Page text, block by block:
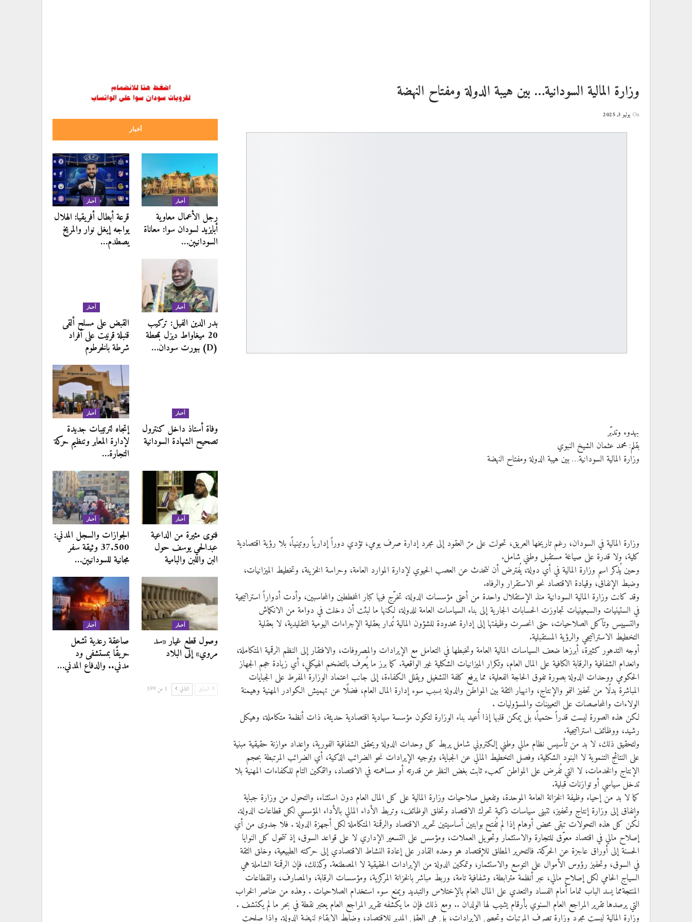
وزارة المالية السودانية… بين هيبة الدولة ومفتاح النهضة
On يوليو 3, 2025
بهدوء وتدبّر
بقلم: محمد عثمان الشيخ النبوي
وزارة المالية السودانية… بين هيبة الدولة ومفتاح النهضة
وزارة المالية في السودان، رغم تاريخها العريق، تحولت على مرّ العقود إلى مجرد إدارة صرف يومي، تؤدي دوراً إدارياً روتينياً، بلا رؤية اقتصادية
كلية، ولا قدرة على صياغة مستقبل وطني شامل.
وحين يُذكر اسم وزارة المالية في أي دولة، يُفترض أن نتحدث عن العصب الحيوي لإدارة الموارد العامة، وحراسة الخزينة، وتخطيط الميزانيات،
وضبط الإنفاق، وقيادة الاقتصاد نحو الاستقرار والرفاه.
وقد كانت وزارة المالية السودانية منذ الإستقلال واحدة من أعتى مؤسسات الدولة، تخرّج فيها كبار المخططين والمحاسبين، وأدت أدواراً استراتيجية
في الستينيات والسبعينيات تجاوزت الحسابات الجارية إلى بناء السياسات العامة للدولة، لكنها ما لبثت أن دخلت في دوامة من الانكماش
والتسييس وتآكل الصلاحيات، حتى انحسرت وظيفتها إلى إدارة محدودة للشؤون المالية تُدار بعقلية الإجراءات اليومية التقليدية، لا بعقلية
التخطيط الاستراتيجي والرؤية المستقبلية.
أوجه التدهور كثيرة، أبرزها ضعف السياسات المالية العامة وتخبطها في التعامل مع الإيرادات والمصروفات، والافتقار إلى النظم الرقمية المتكاملة،
وانعدام الشفافية والرقابة الكافية على المال العام، وتكرار الميزانيات الشكلية غير الواقعية. كما برز ما يُعرف بالتضخم الهيكلي، أي زيادة حجم الجهاز
الحكومي ووحدات الدولة بصورة تفوق الحاجة الفعلية، مما يرفع كلفة التشغيل ويقلل الكفاءة، إلى جانب اعتماد الوزارة المفرط على الجبايات
المباشرة بدلًا من تحفيز النمو والإنتاج، وانهيار الثقة بين المواطن والدولة بسبب سوء إدارة المال العام، فضلًا عن تهميش الكوادر المهنية وهيمنة
الولاءات والمحاصصات على التعيينات والمسؤوليات .
لكن هذه الصورة ليست قدراً حتمياً، بل يمكن قلبها إذا أُعيد بناء الوزارة لتكون مؤسسة سيادية اقتصادية حديثة، ذات أنظمة متكاملة، وهيكل
رشيد، ووظائف استراتيجية.
ولتحقيق ذلك، لا بد من تأسيس نظام مالي وطني إلكتروني شامل يربط كل وحدات الدولة ويحقق الشفافية الفورية، وإعداد موازنة حقيقية مبنية
على النتائج التنموية لا البنود الشكلية، وفصل التخطيط المالي عن الجباية، وتوجيه الإيرادات نحو الضرائب الذكية، أي الضرائب المرتبطة بحجم
الإنتاج والخدمات، لا التي تُفرض على المواطن كعبء ثابت بغض النظر عن قدرته أو مساهمته في الاقتصاد، والتمكين التام للكفاءات المهنية بلا
تدخل سياسي أو توازنات قبلية.
كما لا بد من إحياء وظيفة الخزانة العامة الموحدة، وتفعيل صلاحيات وزارة المالية على كل المال العام دون استثناء، والتحول من وزارة جباية
وإنفاق إلى وزارة إنتاج وتحفيز، تتبنى سياسات ذكية تحرك الاقتصاد وتخلق الوظائف، وتربط الأداء المالي بالأداء المؤسسي لكل قطاعات الدولة.
لكن كل هذه التحولات تبقى محض أوهام إذا لم تُفتح بوابتين أساسيتين تحرير الاقتصاد والرقمنة المتكاملة لكل أجهزة الدولة . فلا جدوى من أي
إصلاح مالي في اقتصاد معوّق للتجارة والاستثمار وتحويل العملات، ومؤسس على التسعير الإداري لا على قواعد السوق، إذ تتحول كل النوايا
الحسنة إلى أوراق عاجزة عن الحركة. فالتحرير المطلق للإقتصاد هو وحده القادر على إعادة النشاط الاقتصادي إلى حركته الطبيعية، وخلق الثقة
في السوق، وتحفيز رؤوس الأموال على التوسع والاستثمار، وتمكين الدولة من الإيرادات الحقيقية لا المصطنعة. وكذلك، فإن الرقمنة الشاملة هي
السياج الحامي لكل إصلاح مالي، عبر أنظمة مترابطة، وشفافية تامة، وربط مباشر بالخزانة المركزية، ومؤسسات الرقابة، والمصارف، والقطاعات
المنتجةمما يسد الباب تماما أمام الفساد والتعدي على المال العام بالإختلاس والتبديد ويمنع سوء استخدام الصلاحيات . وهذه من عناصر الخراب
التي يرصدها تقرير المراجع العام السنوي بأرقام يشيب لها الولدان .. ومع ذلك فإن ما يكشفه تقرير المراجع العام يعتبر نقطة في بحر ما لم يكتشف .
وزارة المالية ليست مجرد وزارة تصرف المرتبات وتحصي الإيرادات، بل هي العقل المدبر للاقتصاد، وضابط الإيقاع لنهضة الدولة. وإذا صلحت
أخبار
أخبار
رجل الأعمال معاوية
أبايزيد لسودان سوا: معاناة
السودانيين…
أخبار
قرعة أبطال أفريقيا: الهلال
يواجه إيغل نوار والمريخ
يصطدم…
أخبار
بدر الدين الفيل: تركيب
20 ميغاواط ديزل بمحطة
(D) ببورت سودان…
أخبار
القبض على مسلح ألقى
قنبلة قرنيت على أفراد
شرطة بالخرطوم
أخبار
وفاة أستاذ داخل كنترول
تصحيح الشهادة السودانية
أخبار
إتجاه لترتيبات جديدة
لإدارة المعابر وتنظيم حركة
التجارة…
أخبار
فتوى مثيرة من الداعية
عبدالحي يوسف حول
البن واللبن والبامية
أخبار
الجوازات والسجل المدني:
37.500 وثيقة سفر
مجانية للسودانيين…
أخبار
وصول قطع غيار «سد
مروي» إلى البلاد
أخبار
صاعقة رعدية تشعل
حريقًا بمستشفى ود
مدني.. والدفاع المدني…
السابق التالي 1 من 599